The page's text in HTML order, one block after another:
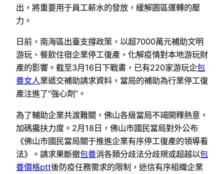
出，將重要用于員工薪水的發放，緩解園區運轉的壓
力。
日前，南海區出臺支撐政策，以超7000萬元補助文明
游玩、餐飲住宿企業停工復產，化解疫情對本地游玩財
產的影響。截至3月16日下戰書，已有220家游玩企包
養女人業遞交補助請求資料，當局的補助為行業停工復
產注進了“強心劑”。
為了輔助企業共渡難關，佛山各級當局不竭開釋熱意，
加碼攙扶力度。2月18日，佛山市國民當局對外公布
《佛山市國民當局關于推進企業有序停工復產的領導看
法》。請求果斷撤包養消各類分歧法分歧規或超越以包
養價格ptt後防疫任務需求的限制，迷信有序組織企業